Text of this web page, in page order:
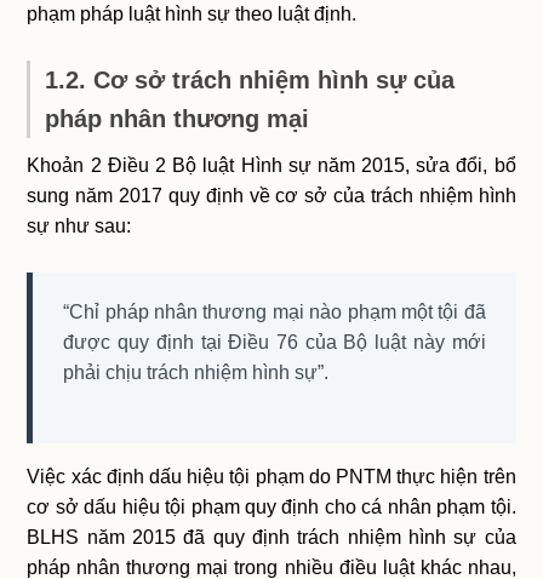
phạm pháp luật hình sự theo luật định.
1.2. Cơ sở trách nhiệm hình sự của
pháp nhân thương mại
Khoản 2 Điều 2 Bộ luật Hình sự năm 2015, sửa đổi, bổ
sung năm 2017 quy định về cơ sở của trách nhiệm hình
sự như sau:
“Chỉ pháp nhân thương mại nào phạm một tội đã
được quy định tại Điều 76 của Bộ luật này mới
phải chịu trách nhiệm hình sự”.
Việc xác định dấu hiệu tội phạm do PNTM thực hiện trên
cơ sở dấu hiệu tội phạm quy định cho cá nhân phạm tội.
BLHS năm 2015 đã quy định trách nhiệm hình sự của
pháp nhân thương mại trong nhiều điều luật khác nhau,